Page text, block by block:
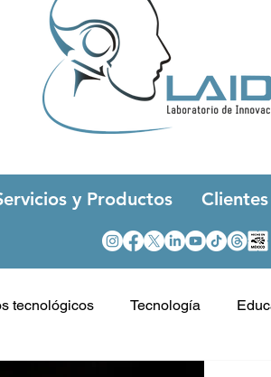
y Productos
tecnológicos Tecnología